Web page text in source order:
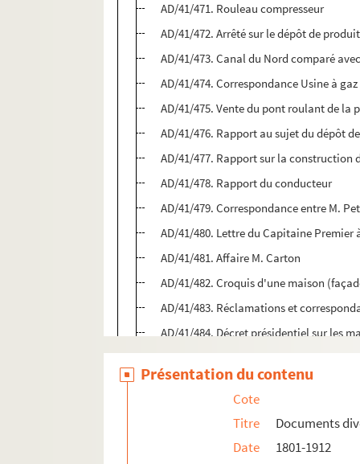
AD/41/471. Rouleau compresseur
AD/41/472. Arrêté sur le dépôt de
AD/41/473. Canal du Nord comparé
AD/41/474. Correspondance Usine à gaz
AD/41/475. Vente du pont roulant de la
AD/41/476. Rapport au sujet du dépôt
AD/41/477. Rapport sur la construction
AD/41/478. Rapport du conducteur
AD/41/479. Correspondance entre M.
AD/41/480. Lettre du Capitaine
AD/41/481. Affaire M. Carton
AD/41/482. Croquis d'une maison
AD/41/483. Réclamations et
AD/41/484. Décret présidentiel sur les
AD/41/485. Hippodrome de Douai
AD/41/486. Demande au maire
AD/41/487. Rapport sur la
AD/41/488. Morceau de plan
AD/41/489. Réclamation de Mr Baury
Présentation du contenu
Cote
Titre
Documents
Date
1801-1912